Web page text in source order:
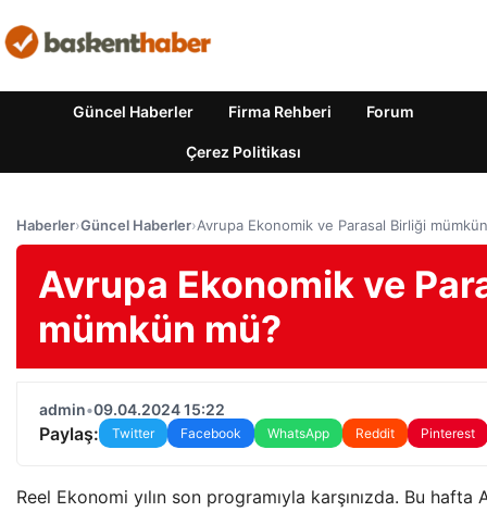
Güncel Haberler Firma Rehberi Forum
Çerez Politikası
Haberler›Güncel Haberler›Avrupa Ekonomik ve Parasal Birliği
Avrupa Ekonomik ve
mümkün mü?
admin•09.04.2024 15:22
Paylaş: Twitter Facebook WhatsApp Reddit Pinterest
Reel Ekonomi yılın son programıyla karşınızda. Bu